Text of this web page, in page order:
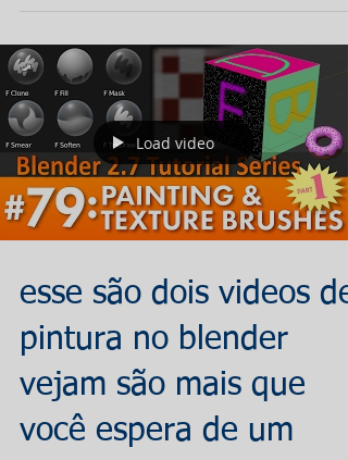
Load video
esse são dois videos de
pintura no blender
vejam são mais que
você espera de um